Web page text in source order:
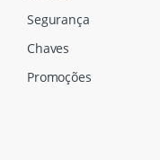
Segurança
Chaves
Promoções